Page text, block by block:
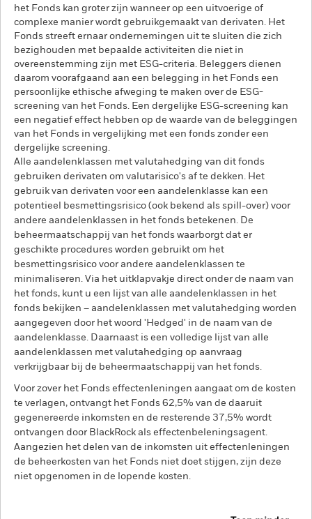
het Fonds kan groter zijn wanneer op een uitvoerige of
complexe manier wordt gebruikgemaakt van derivaten. Het
Fonds streeft ernaar ondernemingen uit te sluiten die zich
bezighouden met bepaalde activiteiten die niet in
overeenstemming zijn met ESG-criteria. Beleggers dienen
daarom voorafgaand aan een belegging in het Fonds een
persoonlijke ethische afweging te maken over de ESG-
screening van het Fonds. Een dergelijke ESG-screening kan
een negatief effect hebben op de waarde van de beleggingen
van het Fonds in vergelijking met een fonds zonder een
dergelijke screening.
Alle aandelenklassen met valutahedging van dit fonds
gebruiken derivaten om valutarisico's af te dekken. Het
gebruik van derivaten voor een aandelenklasse kan een
potentieel besmettingsrisico (ook bekend als spill-over) voor
andere aandelenklassen in het fonds betekenen. De
beheermaatschappij van het fonds waarborgt dat er
geschikte procedures worden gebruikt om het
besmettingsrisico voor andere aandelenklassen te
minimaliseren. Via het uitklapvakje direct onder de naam van
het fonds, kunt u een lijst van alle aandelenklassen in het
fonds bekijken – aandelenklassen met valutahedging worden
aangegeven door het woord 'Hedged' in de naam van de
aandelenklasse. Daarnaast is een volledige lijst van alle
aandelenklassen met valutahedging op aanvraag
verkrijgbaar bij de beheermaatschappij van het fonds.
Voor zover het Fonds effectenleningen aangaat om de kosten
te verlagen, ontvangt het Fonds 62,5% van de daaruit
gegenereerde inkomsten en de resterende 37,5% wordt
ontvangen door BlackRock als effectenbeleningsagent.
Aangezien het delen van de inkomsten uit effectenleningen
de beheerkosten van het Fonds niet doet stijgen, zijn deze
niet opgenomen in de lopende kosten.